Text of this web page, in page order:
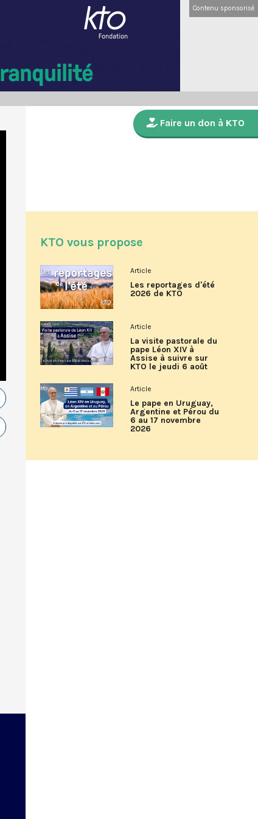
Contenu sponsorisé
Faire un don à KTO
KTO vous propose
Article
Les reportages d'été
2026 de KTO
Article
La visite pastorale du
pape Léon XIV à
Assise à suivre sur
KTO le jeudi 6 août
Article
Le pape en Uruguay,
Argentine et Pérou du
6 au 17 novembre
2026